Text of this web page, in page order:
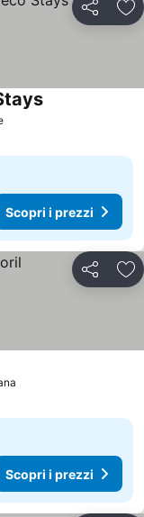
Condividi
Scopri i prezzi
Condividi
Scopri i prezzi